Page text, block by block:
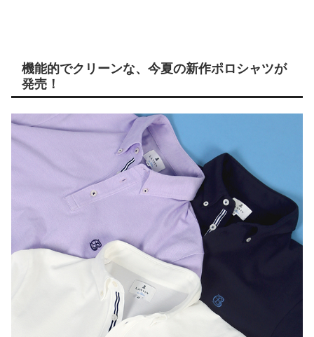
機能的でクリーンな、今夏の新作ポロシャツが
発売！